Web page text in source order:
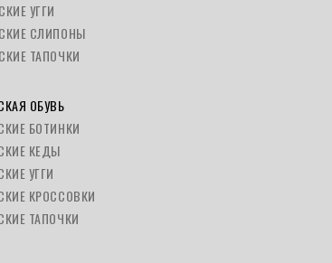
УГГИ
СЛИПОНЫ
ТАПОЧКИ
ОБУВЬ
БОТИНКИ
КЕДЫ
УГГИ
КРОССОВКИ
ТАПОЧКИ